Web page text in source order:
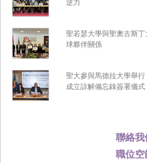
聯絡我
職位空
聖若瑟大學與聖奧古斯
球夥伴關係
聖大參與馬德拉大學舉行
成立諒解備忘錄簽署儀式